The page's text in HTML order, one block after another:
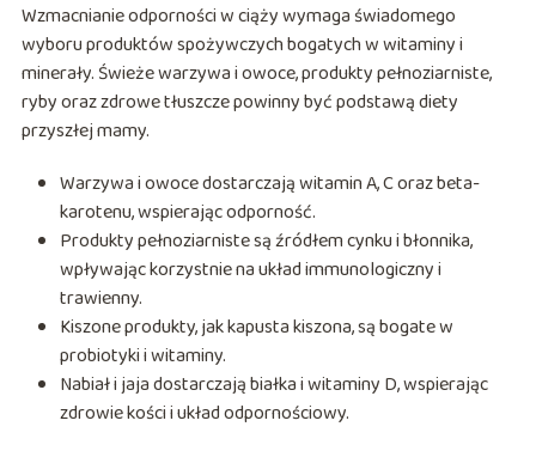
Wzmacnianie odporności w ciąży wymaga świadomego
wyboru produktów spożywczych bogatych w witaminy i
minerały. Świeże warzywa i owoce, produkty pełnoziarniste,
ryby oraz zdrowe tłuszcze powinny być podstawą diety
przyszłej mamy.
Warzywa i owoce dostarczają witamin A, C oraz beta-
karotenu, wspierając odporność.
Produkty pełnoziarniste są źródłem cynku i błonnika,
wpływając korzystnie na układ immunologiczny i
trawienny.
Kiszone produkty, jak kapusta kiszona, są bogate w
probiotyki i witaminy.
Nabiał i jaja dostarczają białka i witaminy D, wspierając
zdrowie kości i układ odpornościowy.